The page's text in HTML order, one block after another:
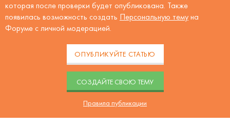
которая после проверки будет опубликована. Также
появилась возможность создать Персональную тему на
Форуме с личной модерацией.
ОПУБЛИКУЙТЕ СТАТЬЮ
CОЗДАЙТЕ СВОЮ ТЕМУ
Правила публикации